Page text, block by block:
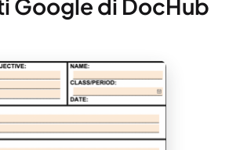
Google di DocHub